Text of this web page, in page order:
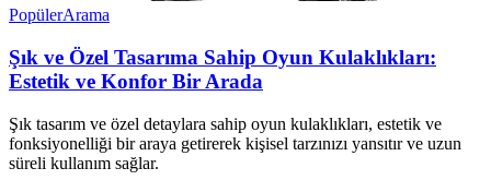
PopülerArama
Şık ve Özel Tasarıma Sahip Oyun Kulaklıkları:
Estetik ve Konfor Bir Arada
Şık tasarım ve özel detaylara sahip oyun kulaklıkları, estetik ve
fonksiyonelliği bir araya getirerek kişisel tarzınızı yansıtır ve uzun
süreli kullanım sağlar.